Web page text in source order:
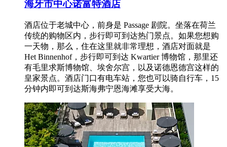
海牙市中心诺富特酒店
酒店位于老城中心，前身是 Passage 剧院。坐落在荷兰
传统的购物区内，步行即可到达热门景点。如果您想购
一天物，那么，住在这里就非常理想，酒店对面就是
Het Binnenhof，步行即可到达 Kwartier 博物馆，那里还
有毛里求斯博物馆、埃舍尔宫，以及诺德恩德宫这样的
皇家景点。酒店门口有电车站，您也可以骑自行车，15
分钟内即可到达斯海弗宁恩海滩享受大海。